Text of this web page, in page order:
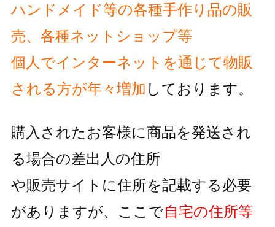
ハンドメイド等の各種手作り品の販
売、各種ネットショップ等
個人でインターネットを通じて物販
される方が年々増加 しております。
購入されたお客様に商品を発送され
る場合の差出人の住所
や販売サイトに住所を記載する必要
がありますが、 ここで自宅の住所等